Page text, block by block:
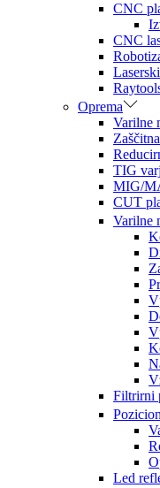
CNC
CNC
Oprema
Varilne
TIG
MIG/
CUT
Varilne
Filtrirni
Led